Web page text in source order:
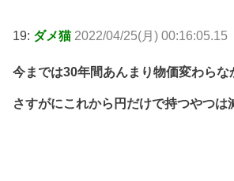
19: ダメ猫 2022/04/25(月) 00:16:05.15
今までは30年間あんまり物価変わらな
さすがにこれから円だけで持つやつは